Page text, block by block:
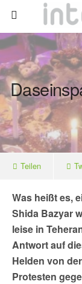
Teilen
Was heißt es,
Shida Bazyar
leise in
Antwort auf
Helden von
Protesten